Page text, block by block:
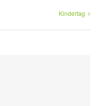
Kindertag